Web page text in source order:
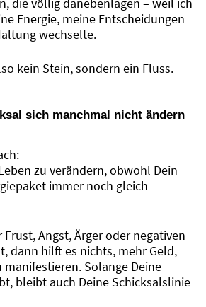
die völlig danebenlagen – weil ich
Energie, meine Entscheidungen
wechselte.
kein Stein, sondern ein Fluss.
sich manchmal nicht ändern
zu verändern, obwohl Dein
immer noch gleich
Frust, Angst, Ärger oder negativen
dann hilft es nichts, mehr Geld,
manifestieren. Solange Deine
bleibt auch Deine Schicksalslinie